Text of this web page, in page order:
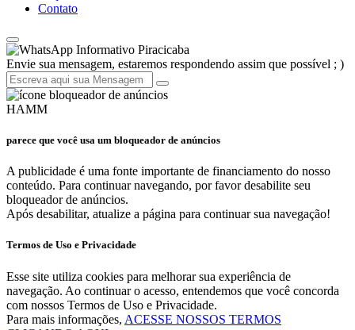
Contato
Informativo Piracicaba
Envie sua mensagem, estaremos respondendo assim que possível ; )
HAMM
parece que você usa um bloqueador de anúncios
A publicidade é uma fonte importante de financiamento do nosso
conteúdo. Para continuar navegando, por favor desabilite seu
bloqueador de anúncios.
Após desabilitar, atualize a página para continuar sua navegação!
Termos de Uso e Privacidade
Esse site utiliza cookies para melhorar sua experiência de
navegação. Ao continuar o acesso, entendemos que você concorda
com nossos Termos de Uso e Privacidade.
Para mais informações, ACESSE NOSSOS TERMOS